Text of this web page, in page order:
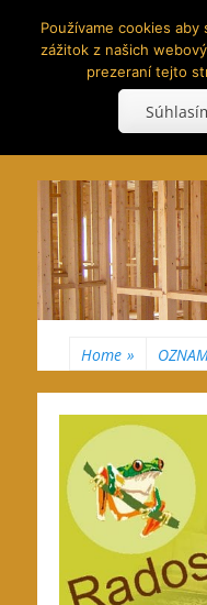
Search
Home »
Používame cookies
zážitok z našich
prezeraní tejto